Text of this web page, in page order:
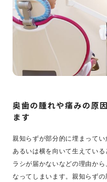
奥歯の腫れや痛みの原
ます
親知らずが部分的に埋まってい
あるいは横を向いて生えてい
ラシが届かないなどの理由か
なってしまいます。親知らず